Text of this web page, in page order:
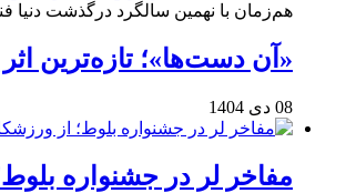
هم‌زمان با نهمین سالگرد درگذشت دنیا
«آن دست‌ها»؛ تازه‌ترین
08 دی 1404
مفاخر لر در جشنواره